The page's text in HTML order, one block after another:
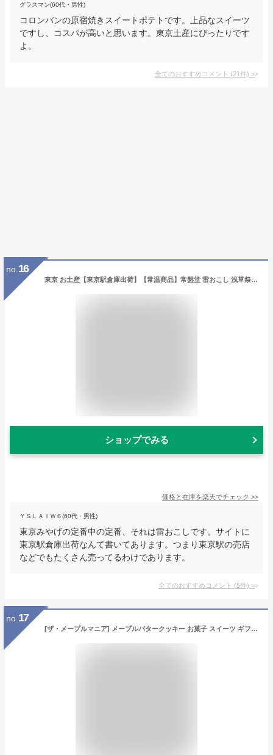
グラスマン(60代・男性)
コロンバンの原宿焼きスイートポテトです。上品なスイーツ
ですし、コスパが高いと思います。東京土産にぴったりです
よ。
全てのおすすめコメント (21件) >
no. 16
東京 お土産【東京駅倉庫出荷】【常温商品】常盤堂 雷おこし 浅草祭TKMおみやげ 東京土産 東京みやげ せんべい お菓子 和菓子 煎餅 贈答用 お中元 御中元 お歳暮 御歳暮 内祝い お取り寄せ ギフト プレゼント のし可
ショップでみる
価格と在庫を楽天でチェック >>
ＹＳＬＡＩＷ６(60代・男性)
東京みやげの定番中の定番、それは雷おこしです。サイトに
東京駅倉庫出荷なんて書いてあります。つまり東京駅の売店
などでもたくさん売ってるわけであります。
全てのおすすめコメント (5件) >
no. 17
[ザ・メープルマニア] メープルバタークッキー お菓子 スイーツ ギフト 東京土産 手土産 個包装 プレゼント お返し 内祝い 焼き菓子 退職 おしゃれ 大人 (9枚入)